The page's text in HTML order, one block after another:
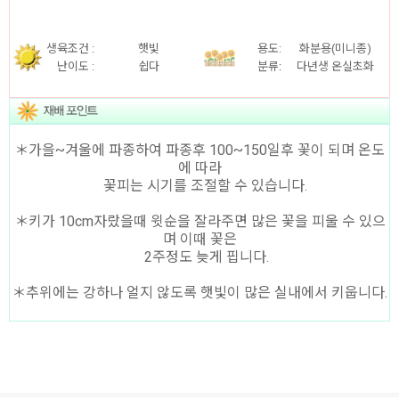
생육조건 :
난이도 :
햇빛
쉽다
용도:
분류:
화분용(미니종)
다년생 온실초화
＊가을~겨울에 파종하여 파종후 100~150일후 꽃이 되며 온도
에 따라
꽃피는 시기를 조절할 수 있습니다.
＊키가 10cm자랐을때 윗순을 잘라주면 많은 꽃을 피울 수 있으
며 이때 꽃은
2주정도 늦게 핍니다.
＊추위에는 강하나 얼지 않도록 햇빛이 많은 실내에서 키웁니다.